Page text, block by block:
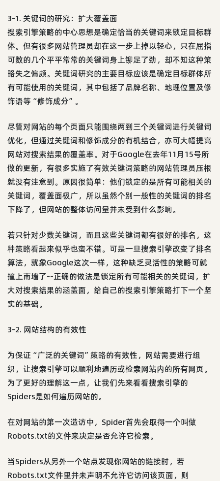
3-1. 关键词的研究：扩大覆盖面
搜索引擎策略的中心思想是确定恰当的关键词来锁定目标群
体。但有很多网站管理员却在这一步上掉以轻心，只在屈指
可数的几个平平常常的关键词身上铆足了劲，却不知这种策
略失之偏颇。关键词研究的主要目标应该是确定目标群体所
有可能使用的关键词，其中包括了品牌名称、地理位置及修
饰语等“修饰成分”。
尽管对网站的每个页面只能围绕两到三个关键词进行关键词
优化，但通过关键词和修饰成分的有机结合，亦可大幅提高
网站对搜索结果的覆盖率。对于Google在去年11月15号所
做的更新，有很多实施了有效关键词策略的网站管理员压根
就没有注意到。原因很简单：他们锁定的是所有可能相关的
关键词，覆盖面极广，所以虽然个别一般性的关键词的排名
下降了，但网站的整体访问量并未受到什么影响。
若只针对少数关键词，而且这些关键词都有很好的排名，这
种策略看起来似乎也蛮不错。可是一旦搜索引擎改变了排名
算法，就象Google这次一样，这种缺乏灵活性的策略可就
撞上南墙了--正确的做法是锁定所有可能相关的关键词，扩
大对搜索结果的涵盖面，给自己的搜索引擎策略打下一个坚
实的基础。
3-2. 网站结构的有效性
为保证“广泛的关键词”策略的有效性，网站需要进行组
织，让搜索引擎可以顺利地遍历或检索网站内的所有网页。
为了更好的理解这一点，让我们先来看看搜索引擎的
Spiders是如何遍历网站的。
在对网站的第一次造访中，Spider首先会取得一个叫做
Robots.txt的文件来决定是否允许它检索。
当Spiders从另外一个站点发现你网站的链接时，若
Robots.txt文件里并未声明不允许它访问该页面，则